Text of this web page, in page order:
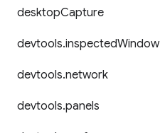
desktopCapture
devtools.inspectedWindow
devtools.network
devtools.panels